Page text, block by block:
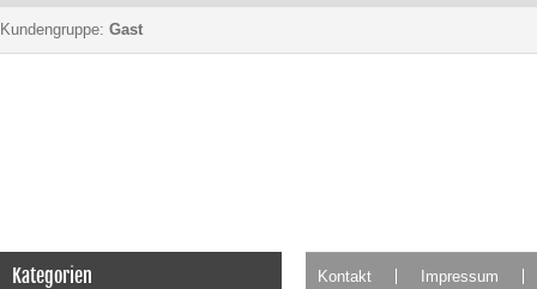
Kundengruppe: Gast
Kategorien Kontakt Impressum